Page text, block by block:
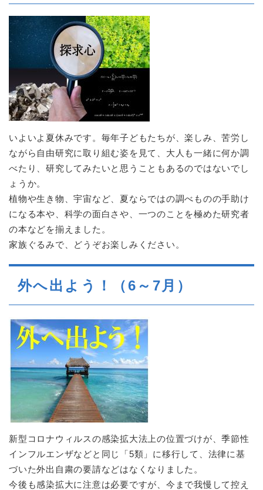
いよいよ夏休みです。毎年子どもたちが、楽しみ、苦労し
ながら自由研究に取り組む姿を見て、大人も一緒に何か調
べたり、研究してみたいと思うこともあるのではないでし
ょうか。
植物や生き物、宇宙など、夏ならではの調べものの手助け
になる本や、科学の面白さや、一つのことを極めた研究者
の本などを揃えました。
家族ぐるみで、どうぞお楽しみください。
外へ出よう！（6～7月）
新型コロナウィルスの感染拡大法上の位置づけが、季節性
インフルエンザなどと同じ「5類」に移行して、法律に基
づいた外出自粛の要請などはなくなりました。
今後も感染拡大に注意は必要ですが、今まで我慢して控え